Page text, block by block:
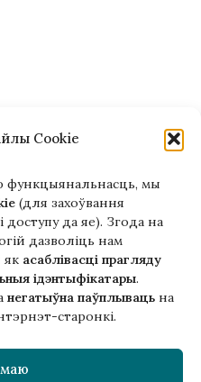
Cookie
функцыянальнасць, мы
(для захоўвання
да яе). Згода на
дазволіць нам
як асаблівасці прагляду
ідэнтыфікатары.
негатыўна паўплываць на
старонкі.
ў чалавечае
Шарлатанаў. Канстанты
ў перакладах